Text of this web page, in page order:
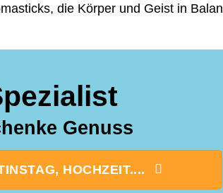
die Körper und Geist in
Genuss
HOCHZEIT....